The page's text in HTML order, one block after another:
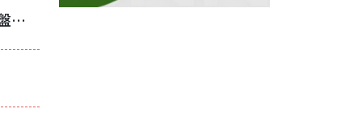
中鋼9月盤價策略轉向「穩價不硬撐」！平盤掩護下調整價差，實際跌幅收斂